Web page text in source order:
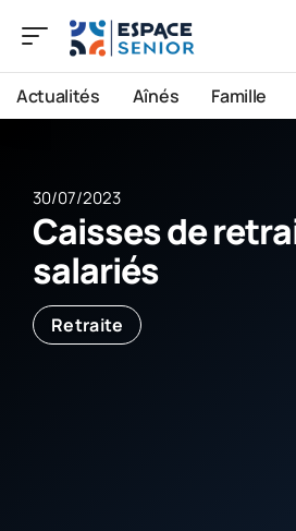
Actualités Aînés Famille
30/07/2023
Caisses de
salariés
Retraite